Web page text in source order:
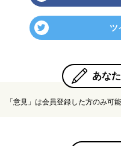
ツ
あな
「意見」は会員登録した方のみ可能